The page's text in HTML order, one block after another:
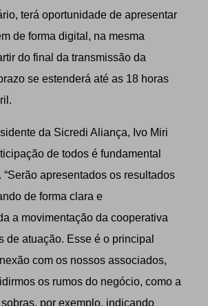
terá oportunidade de apresentar
de forma digital, na mesma
do final da transmissão da
se estenderá até as 18 horas
abril.
da Sicredi Aliança, Ivo Miri
de todos é fundamental
“Serão apresentados os resultados
de forma clara e
a movimentação da cooperativa
de atuação. Esse é o principal
com os nossos associados,
os rumos do negócio, como a
por exemplo, indicando